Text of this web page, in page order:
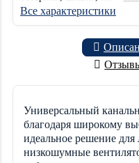
Все характеристики
Универсальный
благодаря широкому
идеальное решение
низкошумные